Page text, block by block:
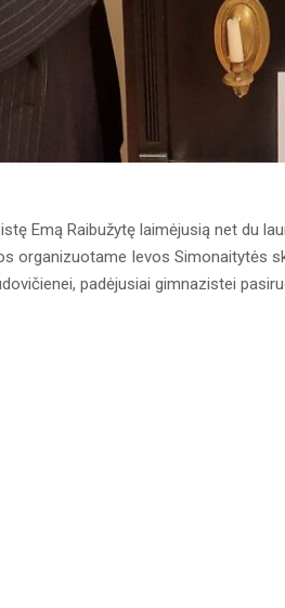
Emą Raibužytę laimėjusią net du
organizuotame Ievos Simonaitytės
padėjusiai gimnazistei